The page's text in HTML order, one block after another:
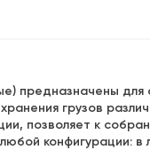
предназначены для
грузов
позволяет к
конфигурации: в